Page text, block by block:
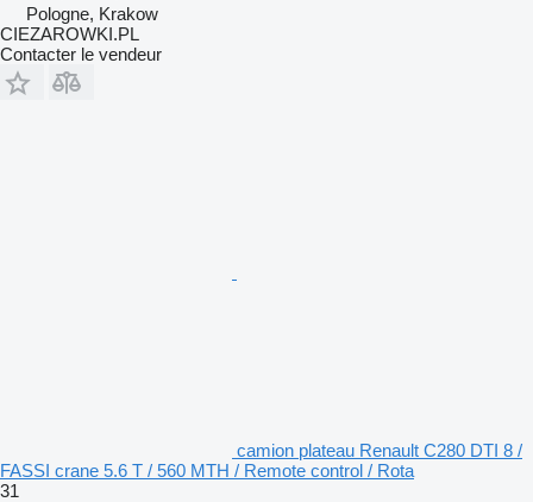
Pologne, Krakow
CIEZAROWKI.PL
Contacter le vendeur
camion plateau Renault C280 DTI 8 /
FASSI crane 5.6 T / 560 MTH / Remote control / Rota
31